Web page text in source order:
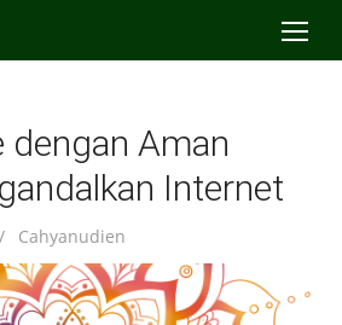
dengan Aman
Internet
Author
Cahyanudien